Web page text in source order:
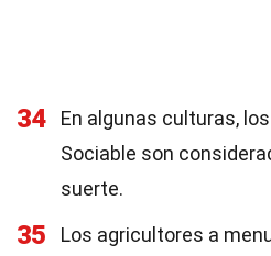
34
En algunas culturas,
Sociable son
suerte.
35
Los agricultores a